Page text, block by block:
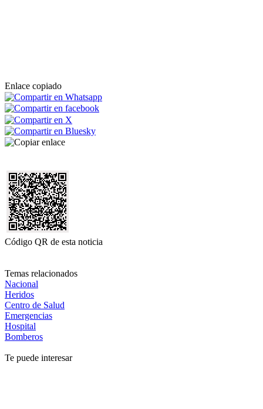
Enlace copiado
Código QR de esta noticia
Temas relacionados
Nacional
Heridos
Centro de Salud
Emergencias
Hospital
Bomberos
Te puede interesar